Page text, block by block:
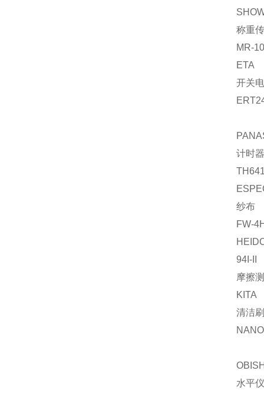
称重
MR-
ETA
开关
计时器
纱布
FW-
94I-II
摩擦
KITA
清洁刷
水平仪